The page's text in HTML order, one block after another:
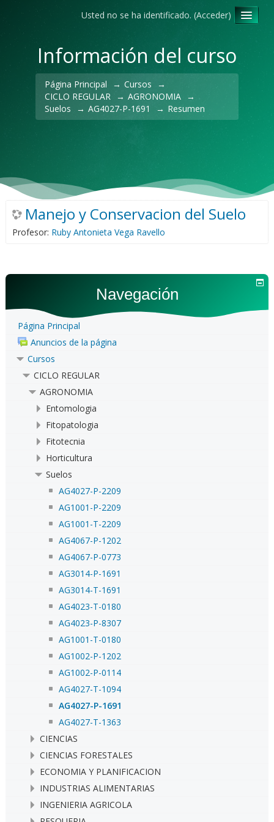
Usted no se ha identificado. (Acceder)
Información del curso
Página Principal → Cursos
→
CICLO REGULAR → AGRONOMIA →
Suelos
→ AG4027-P-1691 → Resumen
Manejo y Conservacion del Suelo
Profesor: Ruby Antonieta Vega Ravello
Navegación
Página Principal
Anuncios de la página
Cursos
CICLO REGULAR
AGRONOMIA
Entomologia
Fitopatologia
Fitotecnia
Horticultura
Suelos
AG4027-P-2209
AG1001-P-2209
AG1001-T-2209
AG4067-P-1202
AG4067-P-0773
AG3014-P-1691
AG3014-T-1691
AG4023-T-0180
AG4023-P-8307
AG1001-T-0180
AG1002-P-1202
AG1002-P-0114
AG4027-T-1094
AG4027-P-1691
AG4027-T-1363
CIENCIAS
CIENCIAS FORESTALES
ECONOMIA Y PLANIFICACION
INDUSTRIAS ALIMENTARIAS
INGENIERIA AGRICOLA